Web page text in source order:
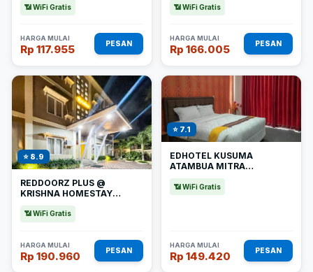
📶 WiFi Gratis
HARGA MULAI
Rp 117.955 PESAN
📶 WiFi Gratis
HARGA MULAI
Rp 166.005 PESAN
⭐ 8.9
REDDOORZ PLUS @
KRISHNA HOMESTAY
📶 WiFi Gratis
HARGA MULAI
Rp 190.960 PESAN
⭐ 7.1
EDHOTEL KUSUMA
ATAMBUA MITRA
📶 WiFi Gratis
HARGA MULAI
Rp 149.420 PESAN